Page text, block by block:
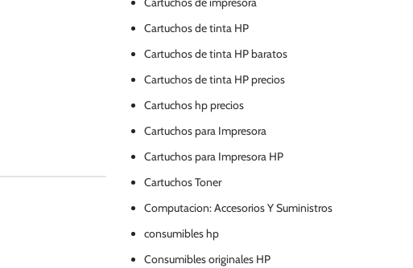
Cartuchos de tinta HP
Cartuchos de tinta HP baratos
Cartuchos de tinta HP precios
Cartuchos hp precios
Cartuchos para Impresora
Cartuchos para Impresora HP
Cartuchos Toner
Computacion: Accesorios Y Suministros
consumibles hp
Consumibles originales HP